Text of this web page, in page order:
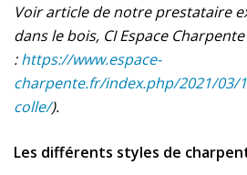
Voir article de notre prestataire
dans le bois, CI Espace
:https://www.espace-
charpente.fr/index.php/2021/03/
colle/).
Les différents styles de